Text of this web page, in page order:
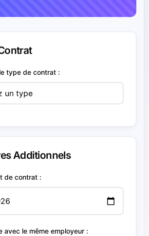
type de contrat :
Additionnels
de contrat :
avec le même employeur :